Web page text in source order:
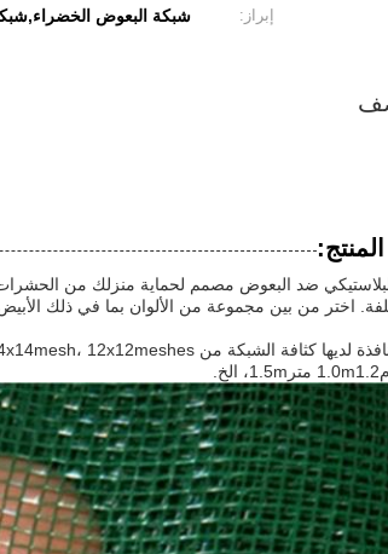
إبراز:
شبكة البعوض الخضراء,شبكة البعوض 16×14,شبكة سلك
ضد البعوض مصمم لحماية منزلك من
اختر من بين مجموعة من الألوان بما في ذلك